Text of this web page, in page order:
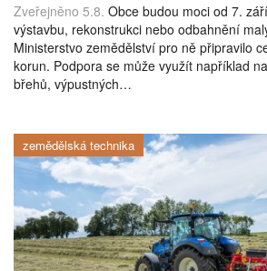
Zveřejněno 5.8. Obce budou moci od 7.
výstavbu, rekonstrukci nebo odbahnění
Ministerstvo zemědělství pro ně připravilo
korun. Podpora se může využít například
břehů, výpustných…
zemědělská technika